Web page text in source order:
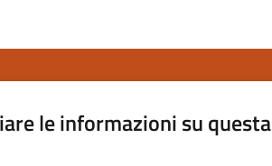
le informazioni su questa